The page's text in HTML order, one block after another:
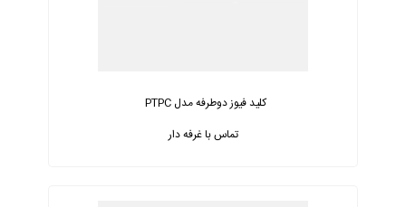
کلید فیوز دوطرفه مدل PTPC
تماس با غرفه دار